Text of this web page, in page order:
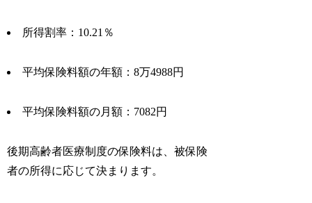
所得割率：10.21％
平均保険料額の年額：8万4988円
平均保険料額の月額：7082円
後期高齢者医療制度の保険料は、被保険
者の所得に応じて決まります。